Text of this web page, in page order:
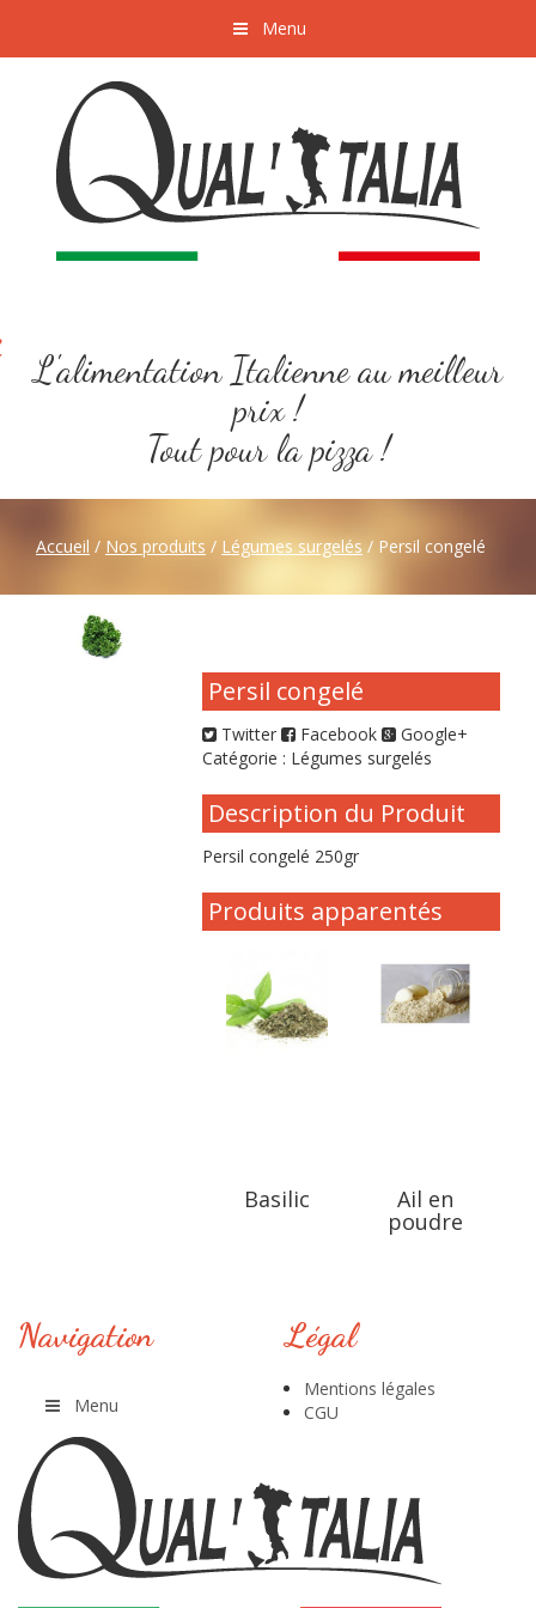
Menu
L'alimentation Italienne au meilleur
prix !
Tout pour la pizza !
Accueil / Nos produits / Légumes surgelés / Persil congelé
Persil congelé
Twitter Facebook
Google+
Catégorie : Légumes surgelés
Description du Produit
Persil congelé 250gr
Produits apparentés
Basilic Ail en
poudre
Navigation
Menu
Légal
Mentions légales
CGU